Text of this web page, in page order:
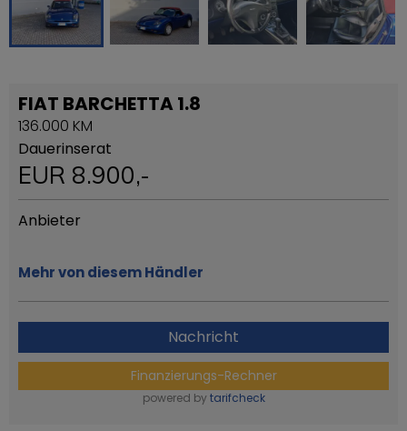
FIAT BARCHETTA 1.8
136.000 KM
Dauerinserat
EUR 8.900,-
Anbieter
Mehr von diesem Händler
Nachricht
Finanzierungs-Rechner
powered by tarifcheck